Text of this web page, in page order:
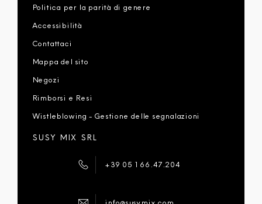
Politica per la parità di genere
Accessibilità
Contattaci
Mappa del sito
Negozi
Rimborsi e Resi
Wistleblowing - Gestione delle segnalazioni
SUSY MIX SRL
+39 051 66.47.204